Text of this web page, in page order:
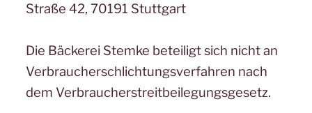
Straße 42, 70191 Stuttgart
Die Bäckerei Stemke beteiligt sich nicht an
Verbraucherschlichtungsverfahren nach
dem Verbraucherstreitbeilegungsgesetz.